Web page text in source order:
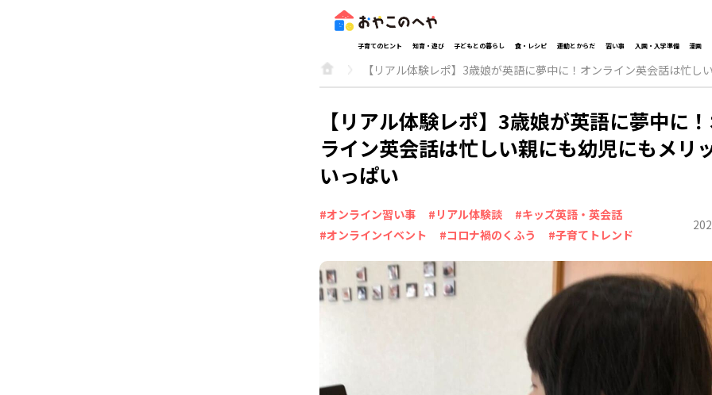
子育てのヒント 知育・遊び 子どもとの暮らし 食・レシピ 運動とからだ 習い事 入園・入学準備 漫画
【リアル体験レポ】3歳娘が英語に夢中に！オンライン英会話は忙し
【リアル体験レポ】3歳娘が英語に夢中に
ライン英会話は忙しい親にも幼児にもメリ
いっぱい
#オンライン習い事 #リアル体験談
#キッズ英語・英会話
#オンラインイベント
#コロナ禍のくふう #子育てトレンド